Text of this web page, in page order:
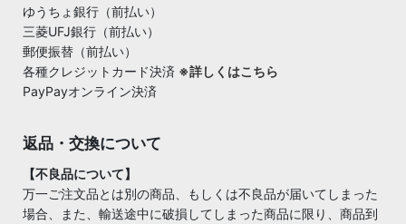
ゆうちょ銀行（前払い）
三菱UFJ銀行（前払い）
郵便振替（前払い）
各種クレジットカード決済 ※詳しくはこちら
PayPayオンライン決済
返品・交換について
【不良品について】
万一ご注文品とは別の商品、もしくは不良品が届いてしまった
場合、また、輸送途中に破損してしまった商品に限り、商品到